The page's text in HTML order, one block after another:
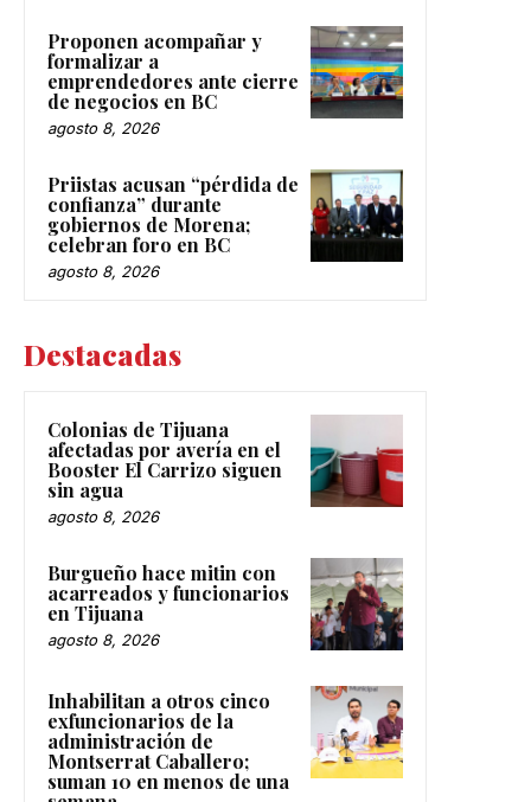
Proponen acompañar y
formalizar a
emprendedores ante cierre
de negocios en BC
agosto 8, 2026
Priistas acusan “pérdida de
confianza” durante
gobiernos de Morena;
celebran foro en BC
agosto 8, 2026
Destacadas
Colonias de Tijuana
afectadas por avería en el
Booster El Carrizo siguen
sin agua
agosto 8, 2026
Burgueño hace mitin con
acarreados y funcionarios
en Tijuana
agosto 8, 2026
Inhabilitan a otros cinco
exfuncionarios de la
administración de
Montserrat Caballero;
suman 10 en menos de una